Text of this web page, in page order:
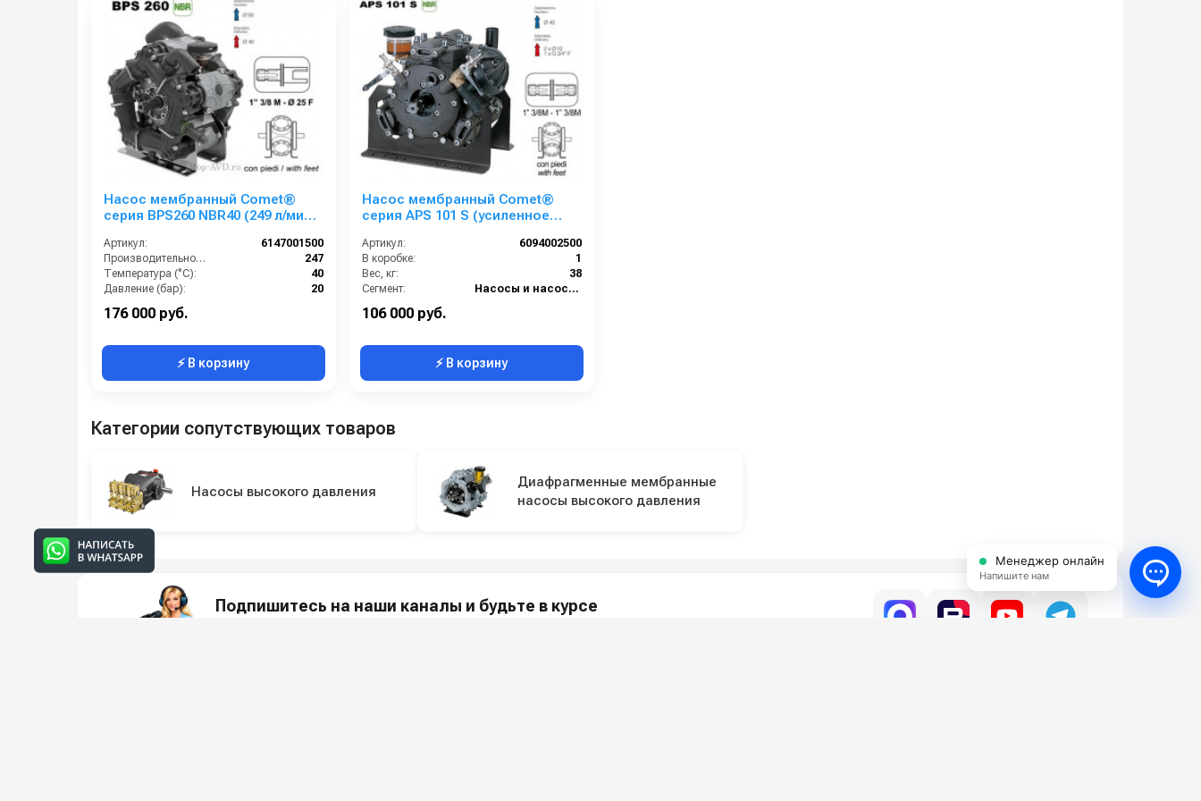
Насос мембранный Comet®
серия ВPS260 NBR40 (249 л/мин;
внутрен./шпонка
Артикул:
6147001500
Производительность (л/мин):
247
Температура (°C):
40
Давление (бар):
20
Мощность (кВт):
176 000 руб.
⚡ В корзину
Насос мембранный Comet®
серия APS 101 S (усиленное
вал ВОМ 13/8
Артикул:
6094002500
В коробке:
1
Вес, кг:
38
Сегмент:
Насосы и насосные станции
106 000 руб.
⚡ В корзину
Категории сопутствующих товаров
Насосы высокого давления
Диафрагменные мембранные
насосы высокого давления
Подпишитесь на наши каналы и будьте в курсе
Менеджер онлайн
Напишите нам